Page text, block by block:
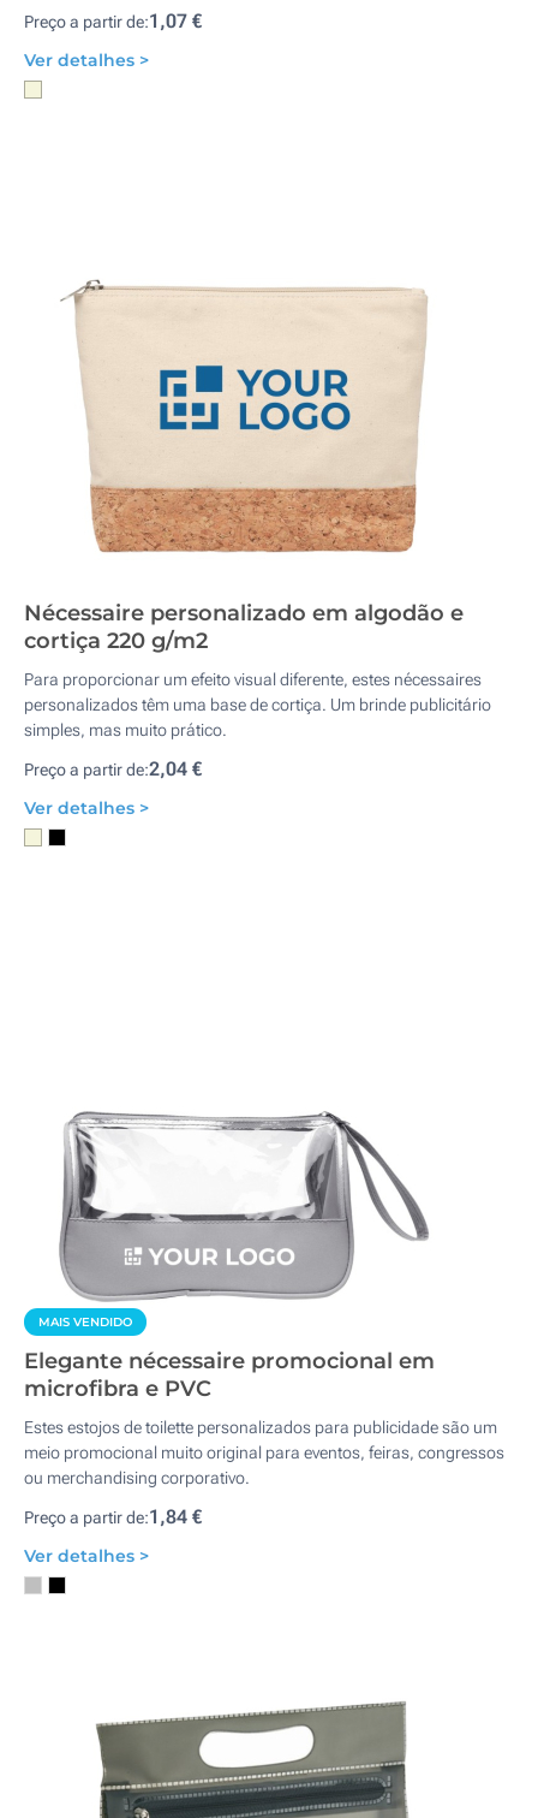
Preço a partir de:1,07 €
Ver detalhes >
Nécessaire personalizado em algodão e
cortiça 220 g/m2
Para proporcionar um efeito visual diferente, estes nécessaires
personalizados têm uma base de cortiça. Um brinde publicitário
simples, mas muito prático.
Preço a partir de:2,04 €
Ver detalhes >
MAIS VENDIDO
Elegante nécessaire promocional em
microfibra e PVC
Estes estojos de toilette personalizados para publicidade são um
meio promocional muito original para eventos, feiras, congressos
ou merchandising corporativo.
Preço a partir de:1,84 €
Ver detalhes >